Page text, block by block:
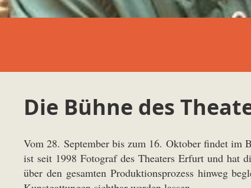
Die Bühne des
Vom 28. September bis zum 16. Oktober findet im
ist seit 1998 Fotograf desTheaters Erfurt und hat
über den gesamten Produktionsprozess hinweg